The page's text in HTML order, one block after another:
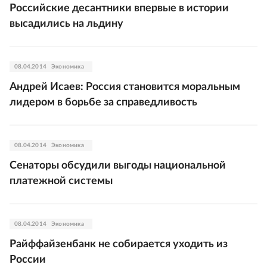
Российские десантники впервые в истории
высадились на льдину
08.04.2014 Экономика
Андрей Исаев: Россия становится моральным
лидером в борьбе за справедливость
08.04.2014 Экономика
Сенаторы обсудили выгоды национальной
платежной системы
08.04.2014 Экономика
Райффайзенбанк не собирается уходить из
России